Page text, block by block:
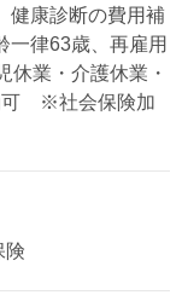
健康診断の費用補
一律63歳、再雇用
休業・介護休業・
可 ※社会保険加
険